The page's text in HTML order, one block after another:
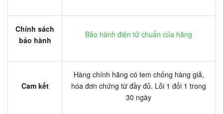
Chính sách
bảo hành
Bảo hành điện tử chuẩn của hãng
Cam kết
Hàng chính hãng có tem chống hàng giả,
hóa đơn chứng từ đầy đủ. Lỗi 1 đổi 1 trong
30 ngày